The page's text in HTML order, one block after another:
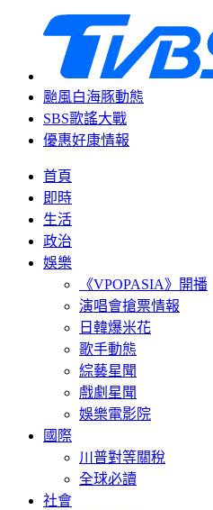
颱風白海豚動態
SBS歌謠大戰
優惠好康情報
首頁
即時
生活
政治
娛樂
《VPOPASIA》開播
演唱會搶票情報
日韓爆米花
歌手動態
綜藝星聞
戲劇星聞
娛樂電影院
國際
川普對等關稅
全球必讀
社會